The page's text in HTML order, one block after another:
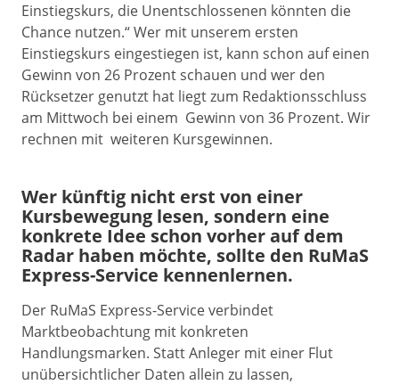
Einstiegskurs, die Unentschlossenen könnten die
Chance nutzen.“ Wer mit unserem ersten
Einstiegskurs eingestiegen ist, kann schon auf einen
Gewinn von 26 Prozent schauen und wer den
Rücksetzer genutzt hat liegt zum Redaktionsschluss
am Mittwoch bei einem Gewinn von 36 Prozent. Wir
rechnen mit weiteren Kursgewinnen.
Wer künftig nicht erst von einer
Kursbewegung lesen, sondern eine
konkrete Idee schon vorher auf dem
Radar haben möchte, sollte den RuMaS
Express-Service kennenlernen.
Der RuMaS Express-Service verbindet
Marktbeobachtung mit konkreten
Handlungsmarken. Statt Anleger mit einer Flut
unübersichtlicher Daten allein zu lassen,